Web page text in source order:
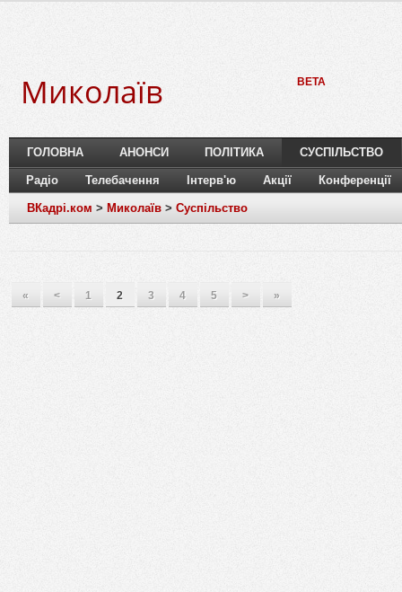
Миколаїв BETA
ГОЛОВНА АНОНСИ ПОЛІТИКА СУСПІЛЬСТВО
Радіо Телебачення Інтерв'ю Акції Конференції
ВКадрі.ком > Миколаїв > Суспільство
« < 1 2 3 4 5 > »